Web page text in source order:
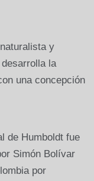
y
la
una concepción
de Humboldt fue
Simón Bolívar
por